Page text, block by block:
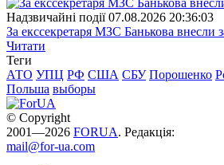
Надзвичайні події 07.08.2026 20:36:03
За екссекретаря МЗС Банькова внесли
Читати
Теги
АТО УПЦ РФ США СБУ Порошенко
Польша выборы
© Copyright
2001—2026 FORUA. Редакція:
mail@for-ua.com